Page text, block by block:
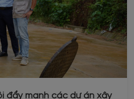
đẩy mạnh các dự án xây